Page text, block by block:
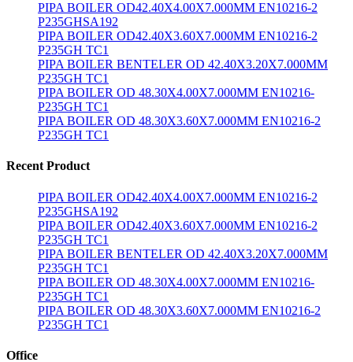
PIPA BOILER OD42.40X4.00X7.000MM EN10216-2
P235GHSA192
PIPA BOILER OD42.40X3.60X7.000MM EN10216-2
P235GH TC1
PIPA BOILER BENTELER OD 42.40X3.20X7.000MM
P235GH TC1
PIPA BOILER OD 48.30X4.00X7.000MM EN10216-
P235GH TC1
PIPA BOILER OD 48.30X3.60X7.000MM EN10216-2
P235GH TC1
Recent Product
PIPA BOILER OD42.40X4.00X7.000MM EN10216-2
P235GHSA192
PIPA BOILER OD42.40X3.60X7.000MM EN10216-2
P235GH TC1
PIPA BOILER BENTELER OD 42.40X3.20X7.000MM
P235GH TC1
PIPA BOILER OD 48.30X4.00X7.000MM EN10216-
P235GH TC1
PIPA BOILER OD 48.30X3.60X7.000MM EN10216-2
P235GH TC1
Office